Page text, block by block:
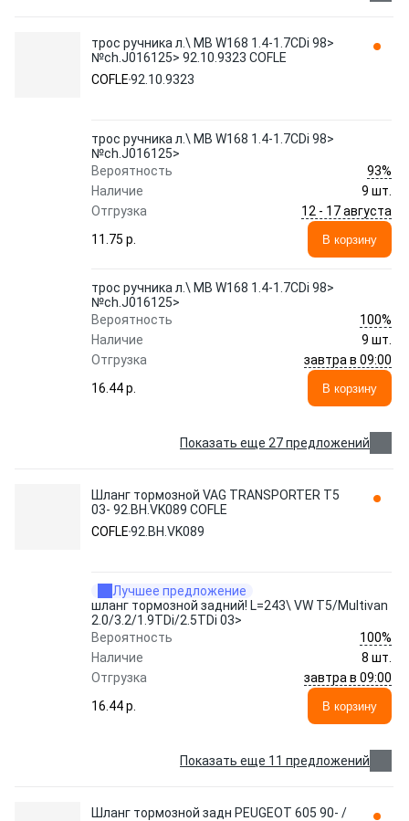
трос ручника л.\ MB W168 1.4-1.7CDi 98>
№ch.J016125> 92.10.9323 COFLE
COFLE92.10.9323
трос ручника л.\ MB W168 1.4-1.7CDi 98>
№ch.J016125>
Вероятность
93%
Наличие
9 шт.
Отгрузка
12 - 17 августа
11.75 p.
В корзину
трос ручника л.\ MB W168 1.4-1.7CDi 98>
№ch.J016125>
Вероятность
100%
Наличие
9 шт.
Отгрузка
завтра в 09:00
16.44 p.
В корзину
Показать еще 27 предложений
Шланг тормозной VAG TRANSPORTER T5
03- 92.BH.VK089 COFLE
COFLE92.BH.VK089
Лучшее предложение
шланг тормозной задний! L=243\ VW T5/Multivan
2.0/3.2/1.9TDi/2.5TDi 03>
Вероятность
100%
Наличие
8 шт.
Отгрузка
завтра в 09:00
16.44 p.
В корзину
Показать еще 11 предложений
Шланг тормозной задн PEUGEOT 605 90- /